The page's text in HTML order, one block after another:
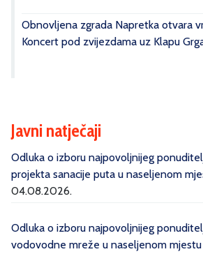
Obnovljena zgrada Napretka otvara
Koncert pod zvijezdama uz Klapu
Javni natječaji
Odluka o izboru najpovoljnijeg
projekta sanacije puta u naseljenom
04.08.2026.
Odluka o izboru najpovoljnijeg
vodovodne mreže u naseljenom